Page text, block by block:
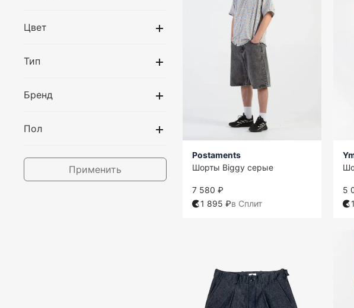
Цвет
Тип
Бренд
Пол
Применить
Postaments
Шорты Biggy серые
7 580 ₽
1 895 ₽в Сплит
5